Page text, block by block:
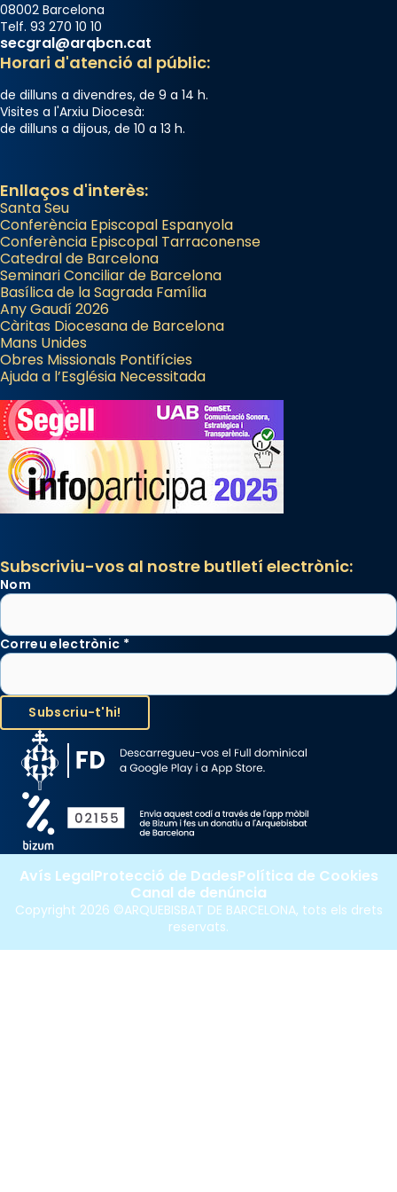
08002 Barcelona
Telf. 93 270 10 10
secgral@arqbcn.cat
Horari d'atenció al públic:
de dilluns a divendres, de 9 a 14 h.
Visites a l'Arxiu Diocesà:
de dilluns a dijous, de 10 a 13 h.
Enllaços d'interès:
Santa Seu
Conferència Episcopal Espanyola
Conferència Episcopal Tarraconense
Catedral de Barcelona
Seminari Conciliar de Barcelona
Basílica de la Sagrada Família
Any Gaudí 2026
Càritas Diocesana de Barcelona
Mans Unides
Obres Missionals Pontifícies
Ajuda a l’Església Necessitada
Subscriviu-vos al nostre butlletí electrònic:
Nom
Correu electrònic *
Copyright 2026 ©ARQUEBISBAT DE BARCELONA, tots els drets
reservats.
Avís LegalProtecció de DadesPolítica de Cookies
Canal de denúncia